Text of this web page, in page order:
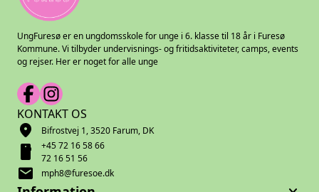
UngFuresø er en ungdomsskole for unge i 6. klasse til 18 år i Furesø
Kommune. Vi tilbyder undervisnings- og fritidsaktiviteter, camps, events
og rejser. Her er noget for alle unge
KONTAKT OS
location_on Bifrostvej 1, 3520 Farum, DK
smartphone
+45 72 16 58 66
72 16 51 56
mail mph8@furesoe.dk